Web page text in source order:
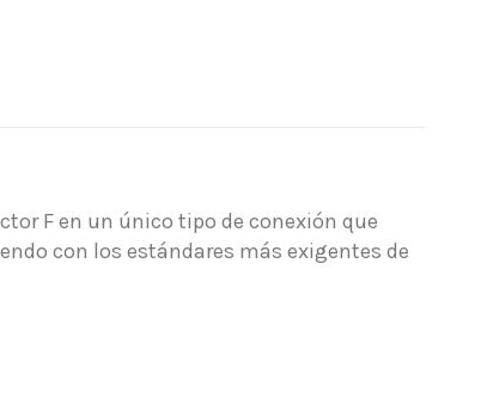
F en un único tipo de conexión que
con los estándares más exigentes de